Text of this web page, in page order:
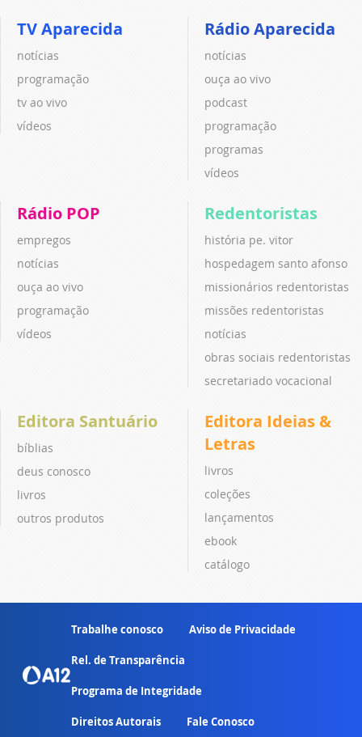
TV Aparecida
notícias
programação
tv ao vivo
vídeos
Rádio Aparecida
notícias
ouça ao vivo
podcast
programação
programas
vídeos
Rádio POP
empregos
notícias
ouça ao vivo
programação
vídeos
Redentoristas
história pe. vitor
hospedagem santo afonso
missionários redentoristas
missões redentoristas
notícias
obras sociais redentoristas
secretariado vocacional
Editora Santuário
bíblias
deus conosco
livros
outros produtos
Editora Ideias &
Letras
livros
coleções
lançamentos
ebook
catálogo
Trabalhe conosco Aviso de Privacidade
Rel. de Transparência
Programa de Integridade
Direitos Autorais Fale Conosco